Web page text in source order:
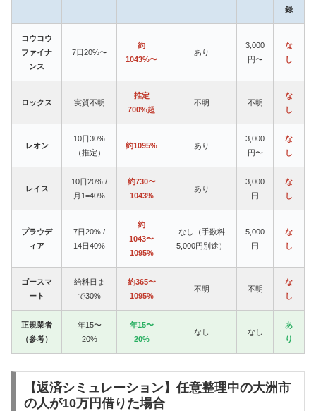
録
コウコウ
ファイナ
ンス
7日20%〜
約
1043%〜
あり
3,000
円〜
な
し
ロックス 実質不明
推定
700%超
不明 不明
な
し
レオン
10日30%
（推定）
約1095% あり
3,000
円〜
な
し
レイス
10日20% /
月1=40%
約730〜
1043%
あり
3,000
円
な
し
プラウデ
ィア
7日20% /
14日40%
約
1043〜
1095%
なし（手数料
5,000円別途）
5,000
円
な
し
ゴースマ
ート
給料日ま
で30%
約365〜
1095%
不明 不明
な
し
正規業者
（参考）
年15〜
20%
年15〜
20%
なし なし
あ
り
【返済シミュレーション】任意整理中の大洲市
の人が10万円借りた場合